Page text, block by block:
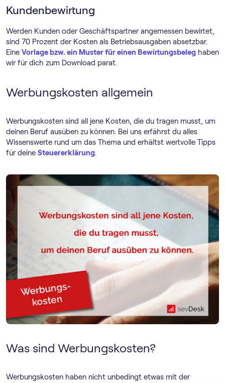
Kundenbewirtung
Werden Kunden oder Geschäftspartner angemessen bewirtet,
sind 70 Prozent der Kosten als Betriebsausgaben absetzbar.
Eine Vorlage bzw. ein Muster für einen Bewirtungsbeleg haben
wir für dich zum Download parat.
Werbungskosten allgemein
Werbungskosten sind all jene Kosten, die du tragen musst, um
deinen Beruf ausüben zu können. Bei uns erfährst du alles
Wissenswerte rund um das Thema und erhältst wertvolle Tipps
für deine Steuererklärung.
Was sind Werbungskosten?
Werbungskosten haben nicht unbedingt etwas mit der